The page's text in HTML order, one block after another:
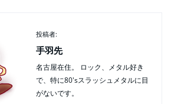
投稿者:
手羽先
名古屋在住。 ロック、メタル好き
で、特に80'sスラッシュメタルに目
がないです。